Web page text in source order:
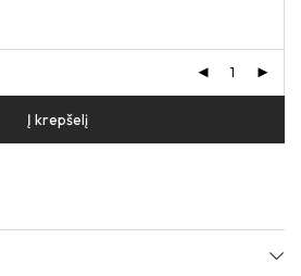
Į krepšelį